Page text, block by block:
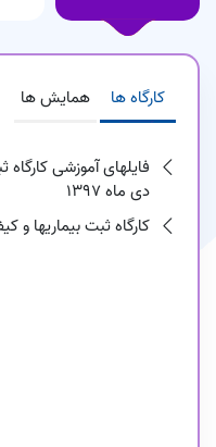
کارگاه ها همایش ها
فایلهای آموزشی
دی ماه 1397
کارگاه ثبت بیماریها